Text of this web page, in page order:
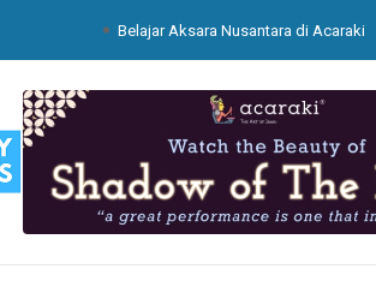
Belajar Aksara Nusantara di Acaraki
2026
dengan Basarnas, KAI Services Gelar
Krista Exhibitions Group Buka IndoBeauty
Balik Dapur Pegawai Bagian Produksi Bekerja